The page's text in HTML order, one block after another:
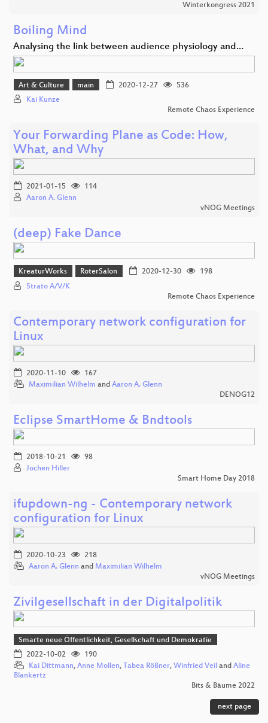
Winterkongress 2021
Boiling Mind
Analysing the link between audience physiology and…
Art & Culture main 2020-12-27
536
Kai Kunze
Remote Chaos Experience
Your Forwarding Plane as Code: How,
What, and Why
2021-01-15
114
Aaron A. Glenn
vNOG Meetings
(deep) Fake Dance
KreaturWorks RoterSalon 2020-12-30
198
Strato A/V/K
Remote Chaos Experience
Contemporary network configuration for
Linux
2020-11-10
167
Maximilian Wilhelm and Aaron A. Glenn
DENOG12
Eclipse SmartHome & Bndtools
2018-10-21
98
Jochen Hiller
Smart Home Day 2018
ifupdown-ng - Contemporary network
configuration for Linux
2020-10-23
218
Aaron A. Glenn and Maximilian Wilhelm
vNOG Meetings
Zivilgesellschaft in der Digitalpolitik
Smarte neue Öffentlichkeit, Gesellschaft und Demokratie
2022-10-02
190
Kai Dittmann, Anne Mollen, Tabea Rößner, Winfried Veil and Aline
Blankertz
Bits & Bäume 2022
next page